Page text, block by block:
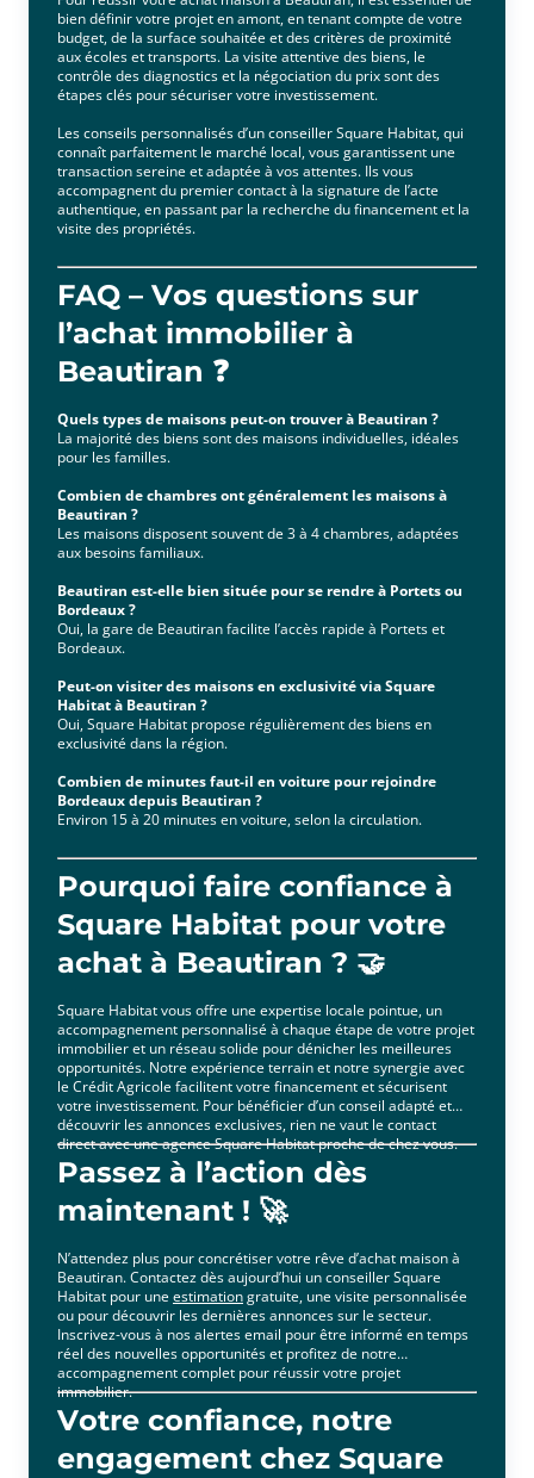
bien définir votre projet en amont, en tenant compte de votre
budget, de la surface souhaitée et des critères de proximité
aux écoles et transports. La visite attentive des biens, le
contrôle des diagnostics et la négociation du prix sont des
étapes clés pour sécuriser votre investissement.
Les conseils personnalisés d’un conseiller Square Habitat, qui
connaît parfaitement le marché local, vous garantissent une
transaction sereine et adaptée à vos attentes. Ils vous
accompagnent du premier contact à la signature de l’acte
authentique, en passant par la recherche du financement et la
visite des propriétés.
FAQ – Vos questions sur
l’achat immobilier à
Beautiran ❓
Quels types de maisons peut-on trouver à Beautiran ?
La majorité des biens sont des maisons individuelles, idéales
pour les familles.
Combien de chambres ont généralement les maisons à
Beautiran ?
Les maisons disposent souvent de 3 à 4 chambres, adaptées
aux besoins familiaux.
Beautiran est-elle bien située pour se rendre à Portets ou
Bordeaux ?
Oui, la gare de Beautiran facilite l’accès rapide à Portets et
Bordeaux.
Peut-on visiter des maisons en exclusivité via Square
Habitat à Beautiran ?
Oui, Square Habitat propose régulièrement des biens en
exclusivité dans la région.
Combien de minutes faut-il en voiture pour rejoindre
Bordeaux depuis Beautiran ?
Environ 15 à 20 minutes en voiture, selon la circulation.
Pourquoi faire confiance à
Square Habitat pour votre
achat à Beautiran ? 🤝
Square Habitat vous offre une expertise locale pointue, un
accompagnement personnalisé à chaque étape de votre projet
immobilier et un réseau solide pour dénicher les meilleures
opportunités. Notre expérience terrain et notre synergie avec
le Crédit Agricole facilitent votre financement et sécurisent
votre investissement. Pour bénéficier d’un conseil adapté et
découvrir les annonces exclusives, rien ne vaut le contact
direct avec une agence Square Habitat proche de chez vous.
Passez à l’action dès
maintenant ! 🚀
N’attendez plus pour concrétiser votre rêve d’achat maison à
Beautiran. Contactez dès aujourd’hui un conseiller Square
Habitat pour uneestimationgratuite, une visite personnalisée
ou pour découvrir les dernières annonces sur le secteur.
Inscrivez-vous à nos alertes email pour être informé en temps
réel des nouvelles opportunités et profitez de notre
accompagnement complet pour réussir votre projet
immobilier.
Votre confiance, notre
engagement chez Square